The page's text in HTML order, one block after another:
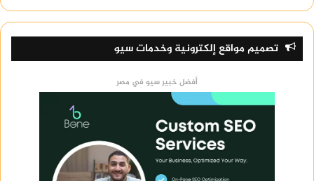
تصميم مواقع إلكترونية وخدمات سيو
أفضل خبير سيو في مصر